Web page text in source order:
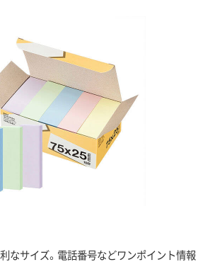
なサイズ。電話番号などワンポイント情報